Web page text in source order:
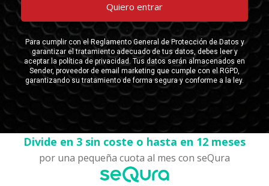
Divide en 3 sin coste o hasta en 12 meses
por una pequeña cuota al mes con seQura